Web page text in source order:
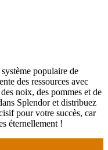
populaire de
des ressources avec
noix, des pommes et de
Splendor et distribuez
pour votre succès, car
éternellement !